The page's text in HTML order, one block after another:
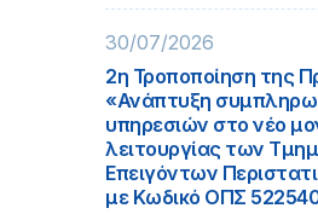
30/07/2026
2η Τροποποίηση της
«Ανάπτυξη
υπηρεσιών στο νέο
λειτουργίας των
Επειγόντων
με Κωδικό ΟΠΣ